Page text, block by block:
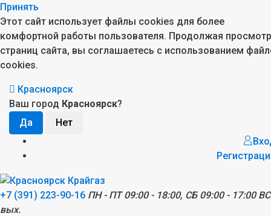
Принять
Этот сайт использует файлы cookies для более
комфортной работы пользователя. Продолжая просмотр
страниц сайта, вы соглашаетесь с использованием
cookies.
Красноярск
Ваш город Красноярск?
+7 (391) 223-90-16 ПН - ПТ 09:00 - 18:00, СБ 09:00 - 17:00
вых.